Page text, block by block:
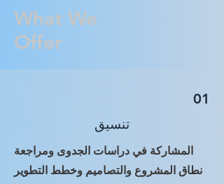
What We
Offer
01
تنسيق
المشاركة في دراسات الجدوى ومراجعة
نطاق المشروع والتصاميم وخطط التطوير